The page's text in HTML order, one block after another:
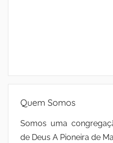
Quem Somos
Somos uma
de Deus A Pioneira de